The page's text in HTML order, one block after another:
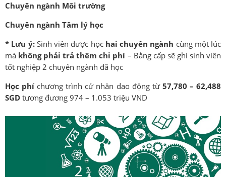
Chuyên ngành Môi trường
Chuyên ngành Tâm lý học
* Lưu ý: Sinh viên được học hai chuyên ngành cùng một lúc
mà không phải trả thêm chi phí – Bằng cấp sẽ ghi sinh viên
tốt nghiệp 2 chuyên ngành đã học
Học phí chương trình cử nhân dao động từ 57,780 – 62,488
SGD tương đương 974 – 1.053 triệu VND